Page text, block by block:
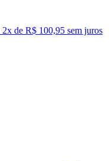
2x de R$ 100,95 sem juros